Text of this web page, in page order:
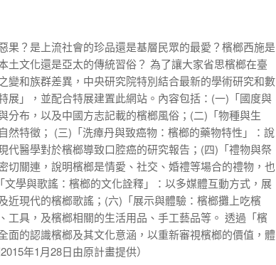
果？是上流社會的珍品還是基層民眾的最愛？檳榔西施是
土文化還是亞太的傳統習俗？ 為了讓大家省思檳榔在臺
變和族群差異， 中央研究院特別結合最新的學術研究和數
展」，並配合特展建置此網站。內容包括：(一)「國度與
分布，以及中國方志記載的檳榔風俗；(二)「物種與生
然特徵； (三)「洗瘴丹與致癌物：檳榔的藥物特性」：說
代醫學對於檳榔導致口腔癌的研究報告；(四)「禮物與祭
切關連，說明檳榔是情愛、社交、婚禮等場合的禮物，也
學與歌謠：檳榔的文化詮釋」：以多媒體互動方式，展
近現代的檳榔歌謠；(六)「展示與體驗：檳榔攤上吃檳
工具，及檳榔相關的生活用品、手工藝品等。 透過「檳
面的認識檳榔及其文化意涵，以重新審視檳榔的價值，體
年1月28日由原計畫提供）